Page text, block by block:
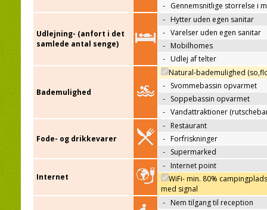
- Gennemsnitlige storrelse i
Udlejning- (anfort i det
samlede antal senge)
- Hytter uden egen sanitar
- Varelser uden egen sanitar
- Mobilhomes
- Udlej af telter
Bademulighed
Natural-bademulighed
- Svommebassin opvarmet
- Soppebassin opvarmet
- Vandattraktioner
Fode- og drikkevarer
- Restaurant
- Forfriskninger
- Supermarked
Internet
- Internet point
WiFi- min. 80%
med signal
- Nem tilgang til reception